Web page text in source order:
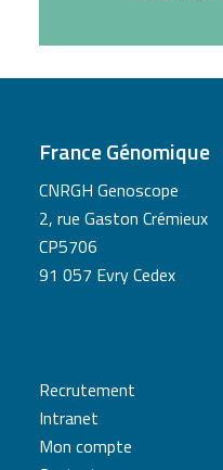
France Génomique
CNRGH Genoscope
2, rue Gaston Crémieux
CP5706
91 057 Evry Cedex
Recrutement
Intranet
Mon compte